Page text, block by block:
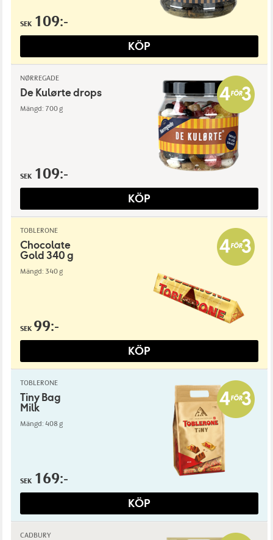
SEK 109:-
KÖP
NØRREGADE
De Kulørte drops
Mängd: 700 g
SEK 109:-
KÖP
TOBLERONE
Chocolate
Gold 340 g
Mängd: 340 g
SEK 99:-
KÖP
TOBLERONE
Tiny Bag
Milk
Mängd: 408 g
SEK 169:-
KÖP
CADBURY